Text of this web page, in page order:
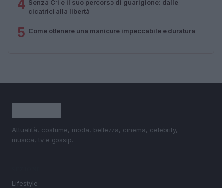
4 Senza Cri e il suo percorso di guarigione: dalle
cicatrici alla libertà
5 Come ottenere una manicure impeccabile e duratura
Attualità, costume, moda, bellezza, cinema, celebrity,
musica, tv e gossip.
Lifestyle